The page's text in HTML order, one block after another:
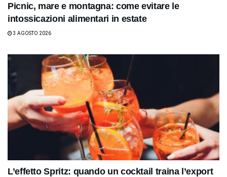
Picnic, mare e montagna: come evitare le
intossicazioni alimentari in estate
3 AGOSTO 2026
L’effetto Spritz: quando un cocktail traina l’export